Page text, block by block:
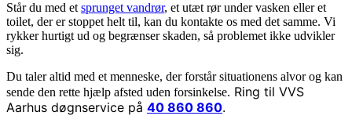
Står du med et sprunget vandrør, et utæt rør under vasken eller et
toilet, der er stoppet helt til, kan du kontakte os med det samme. Vi
rykker hurtigt ud og begrænser skaden, så problemet ikke udvikler
sig.
Du taler altid med et menneske, der forstår situationens alvor og kan
sende den rette hjælp afsted uden forsinkelse. Ring til VVS
Aarhus døgnservice på 40 860 860.